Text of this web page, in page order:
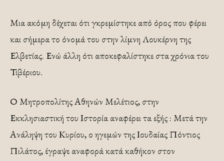
Μια ακόμη δέχεται ότι γκρεμίστηκε από όρος που φέρει
και σήμερα το όνομά του στην λίμνη Λουκέρνη της
Ελβετίας. Ενώ άλλη ότι αποκεφαλίστηκε στα χρόνια του
Τιβέριου.
Ο Μητροπολίτης Αθηνών Μελέτιος, στην
Εκκλησιαστική του Ιστορία αναφέρει τα εξής : Μετά την
Ανάληψη του Κυρίου, ο ηγεμών της Ιουδαίας Πόντιος
Πιλάτος, έγραψε αναφορά κατά καθήκον στον